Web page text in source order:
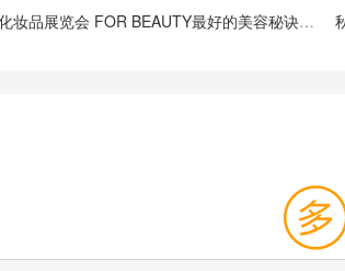
捷克布拉格美容及化妆品展览会 FOR BEAUTY最好的美容秘诀？最主要的是不要晒太多日光浴，模特 Klára Kováčová 说